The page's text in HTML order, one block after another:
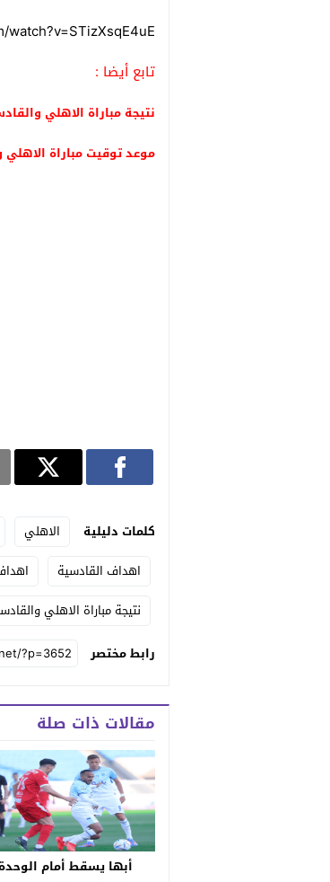
تابع أيضا :
نتيجة مباراة الاهلي
موعد توقيت مباراة الاهلي
كلمات دليلية الاهلي
اهداف القادسية
نتيجة مباراة الاهلي
رابط مختصر
مقالات ذات صلة
أبها يسقط أمام